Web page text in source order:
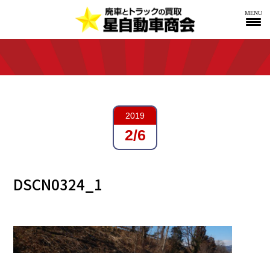
MENU
2019
2/6
DSCN0324_1